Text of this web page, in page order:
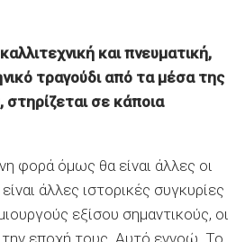
και πνευματική,
τραγούδι από τα μέσα της
σε κάποια
φορά όμως θα είναι άλλες οι
άλλες ιστορικές συγκυρίες
εξίσου σημαντικούς, οι